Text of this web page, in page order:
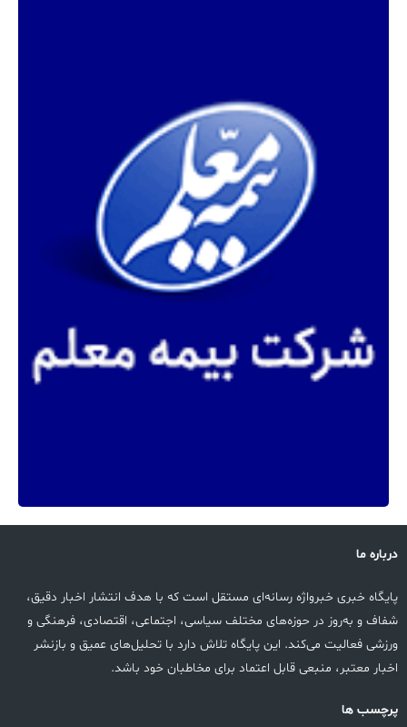
درباره ما
پایگاه خبری خبرواژه رسانه‌ای مستقل است که با هدف انتشار اخبار دقیق،
شفاف و به‌روز در حوزه‌های مختلف سیاسی، اجتماعی، اقتصادی، فرهنگی و
ورزشی فعالیت می‌کند. این پایگاه تلاش دارد با تحلیل‌های عمیق و بازنشر
اخبار معتبر، منبعی قابل اعتماد برای مخاطبان خود باشد.
پرچسب ها